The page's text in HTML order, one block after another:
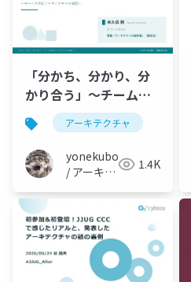
「分かち、分かり、分
かり合う」〜チームで
育むアーキテクチャの
実践〜
アーキテクチャ
yonekubo
/ アーキテ
1.4K